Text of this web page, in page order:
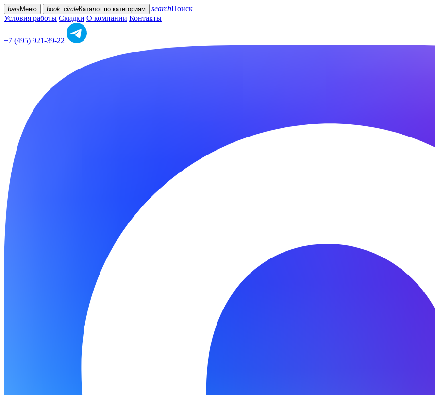
bars Меню book_circleКаталог по категориям searchПоиск
Условия работы Скидки О компании Контакты
+7 (495) 921-39-22